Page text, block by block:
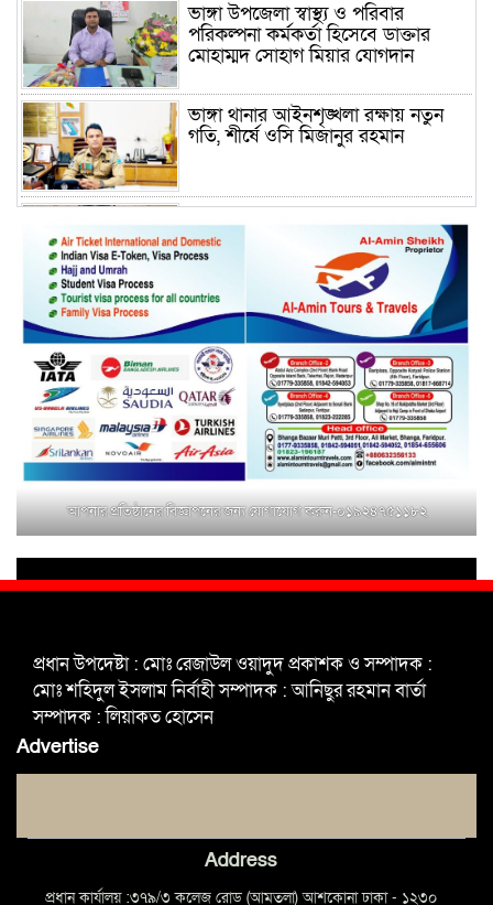
ভাঙ্গা উপজেলা স্বাস্থ্য ও পরিবার
পরিকল্পনা কর্মকর্তা হিসেবে ডাক্তার
মোহাম্মদ সোহাগ মিয়ার যোগদান
ভাঙ্গা থানার আইনশৃঙ্খলা রক্ষায় নতুন
গতি, শীর্ষে ওসি মিজানুর রহমান
ময়মনসিংহের অতিরিক্ত জেলা প্রশাসক
(রাজস্ব) আজিম উদ্দিন ভূমি মন্ত্রণালয়ে
পদায়ন
সাবেক এমপির প্রেস সেক্রেটারি রফিকের
ক্ষমতার দাপট ও গণ-অসন্তোষের তথ্য
গায়েব করে ত্রিশাল থানার সাজানো
রিপোর্ট
মুক্তাগাছায় জুলাই শহীদ সামিদের কবর
জিয়ারত ও পৌর কমিটির কার্যক্রম শুরু
শহিদুল ইসলাম বাবুলের হাত ধরে বদলে
আংশিক কমিটি, ৩০ দিনে পূর্ণাঙ্গ করার
নির্দেশ
মুক্তাগাছায় দাওগাঁও এ চিহ্নিত মাদক
প্রতিবাদে বিক্ষোভ সমাবেশ
আপনার প্রতিষ্ঠানের বিজ্ঞাপনের জন্য যোগাযোগ করুন-০১৯২৪৭৫১১৮২
প্রধান উপদেষ্টা : মোঃ রেজাউল ওয়াদুদ প্রকাশক ও সম্পাদক :
মোঃ শহিদুল ইসলাম নির্বাহী সম্পাদক : আনিছুর রহমান বার্তা
সম্পাদক : লিয়াকত হোসেন
Advertise
Address
প্রধান কার্যালয় :৩৭৯/৩ কলেজ রোড (আমতলা) আশকোনা ঢাকা - ১২৩০